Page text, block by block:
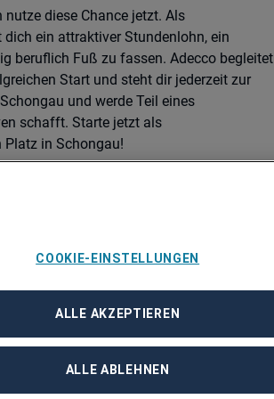
diese Chance jetzt. Als
ein attraktiver Stundenlohn, ein
beruflich Fuß zu fassen. Adecco begleitet
Start und steht dir jederzeit zur
und werde Teil eines
schafft. Starte jetzt als
in Schongau!
COOKIE-EINSTELLUNGEN
ALLE ABLEHNEN
ALLE AKZEPTIEREN